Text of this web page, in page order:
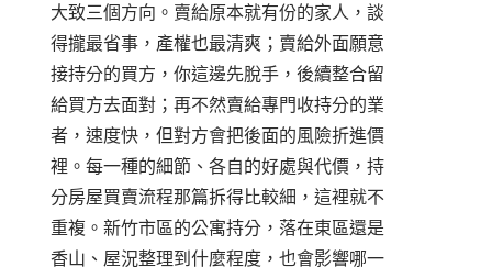
大致三個方向。賣給原本就有份的家人，談
得攏最省事，產權也最清爽；賣給外面願意
接持分的買方，你這邊先脫手，後續整合留
給買方去面對；再不然賣給專門收持分的業
者，速度快，但對方會把後面的風險折進價
裡。每一種的細節、各自的好處與代價， 持
分房屋買賣流程那篇拆得比較細，這裡就不
重複。新竹市區的公寓持分，落在東區還是
香山、屋況整理到什麼程度，也會影響哪一